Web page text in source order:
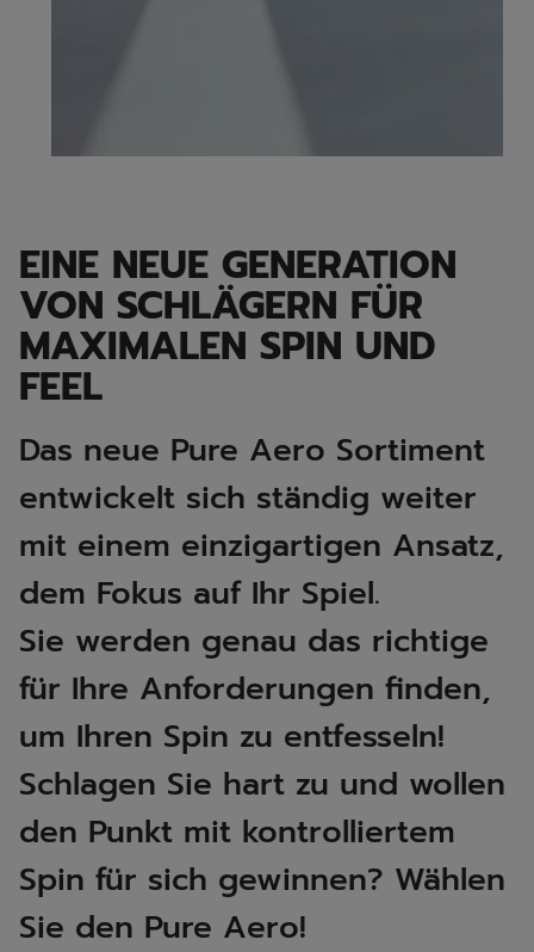
EINE NEUE GENERATION
VON SCHLÄGERN FÜR
MAXIMALEN SPIN UND
FEEL
Das neue Pure Aero Sortiment
entwickelt sich ständig weiter
mit einem einzigartigen Ansatz,
dem Fokus auf Ihr Spiel.
Sie werden genau das richtige
für Ihre Anforderungen finden,
um Ihren Spin zu entfesseln!
Schlagen Sie hart zu und wollen
den Punkt mit kontrolliertem
Spin für sich gewinnen? Wählen
Sie den Pure Aero!